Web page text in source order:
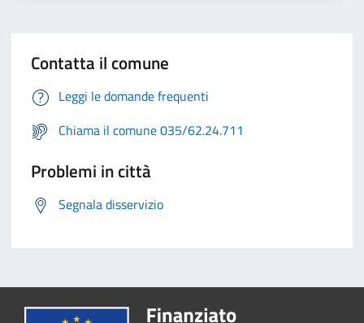
Contatta il comune
Leggi le domande frequenti
Chiama il comune 035/62.24.711
Problemi in città
Segnala disservizio